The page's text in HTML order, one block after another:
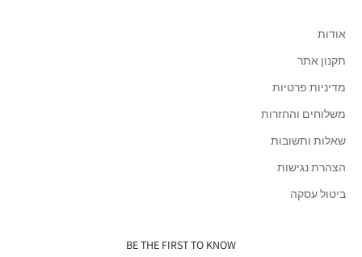
אודות
תקנון אתר
מדיניות פרטיות
משלוחים והחזרות
שאלות ותשובות
הצהרת נגישות
ביטול עסקה
BE THE FIRST TO KNOW